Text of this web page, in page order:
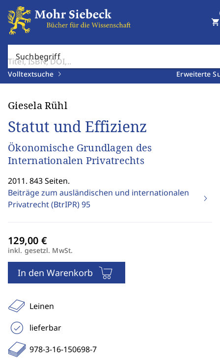
Suchbegriff
Volltextsuche Erweiterte
shopping_cart
Giesela Rühl
Statut und Effizienz
Ökonomische Grundlagen des
Internationalen Privatrechts
2011. 843 Seiten.
Beiträge zum ausländischen und internationalen
Privatrecht (BtrIPR)95
inkl. gesetzl. MwSt.
In den Warenkorb
Leinen
lieferbar
978-3-16-150698-7